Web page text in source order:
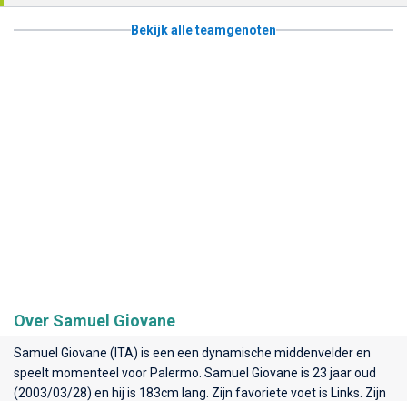
Bekijk alle teamgenoten
Over Samuel Giovane
Samuel Giovane (ITA) is een een dynamische middenvelder en
speelt momenteel voor Palermo . Samuel Giovane is 23 jaar oud
(2003/03/28) en hij is 183cm lang. Zijn favoriete voet is Links. Zijn